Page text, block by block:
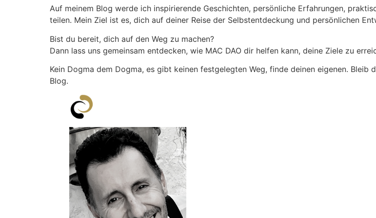
Auf meinem Blog werde ich inspirierende Geschichten, persönliche Erfahrungen,
teilen. Mein Ziel ist es, dich auf deiner Reise der Selbstentdeckung und persönlichen
Bist du bereit, dich auf den Weg zu machen?
Dann lass uns gemeinsam entdecken, wie MAC DAO dir helfen kann, deine Ziele zu
Kein Dogma dem Dogma, es gibt keinen festgelegten Weg, finde deinen eigenen. Bleib
Blog.